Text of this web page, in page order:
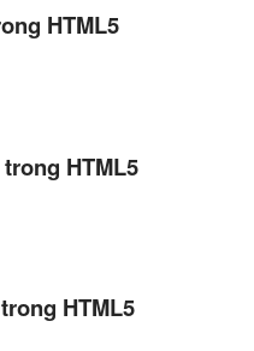
HTML5
HTML5
HTML5